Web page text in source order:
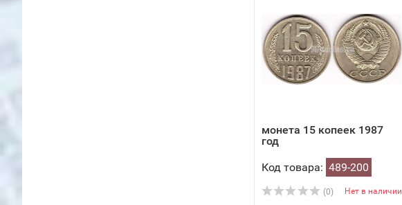
монета 15 копеек 1987
год
Код товара: 489-200
(0) Нет в наличии